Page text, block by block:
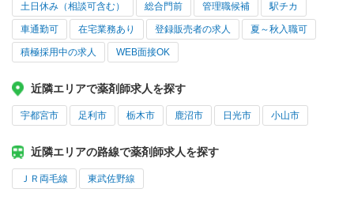
土日休み（相談可含む） 総合門前 管理職候補 駅チカ
車通勤可 在宅業務あり 登録販売者の求人 夏～秋入職可
積極採用中の求人 WEB面接OK
近隣エリアで薬剤師求人を探す
宇都宮市 足利市 栃木市 鹿沼市 日光市 小山市
近隣エリアの路線で薬剤師求人を探す
ＪＲ両毛線 東武佐野線